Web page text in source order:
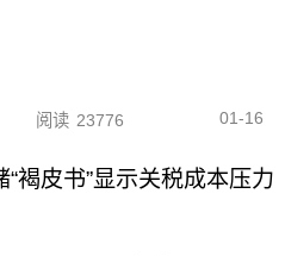
阅读 23776 01-16
“褐皮书”显示关税成本压力